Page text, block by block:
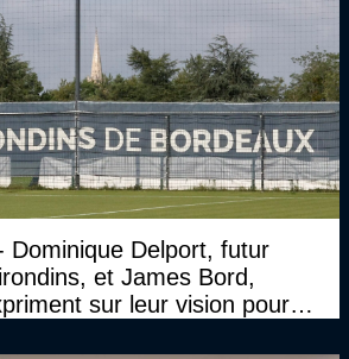
Dominique Delport, futur
et James Bord,
sur leur vision pour